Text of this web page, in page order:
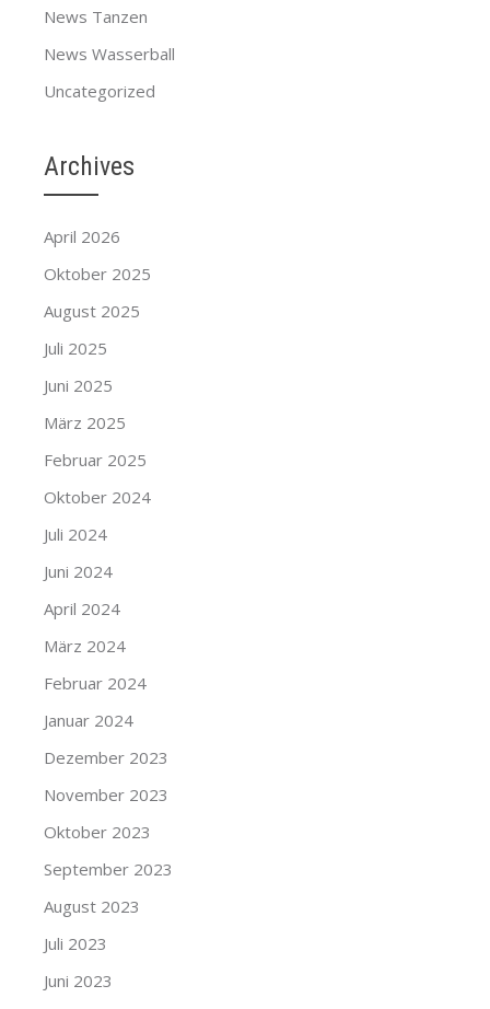
News Tanzen
News Wasserball
Uncategorized
Archives
April 2026
Oktober 2025
August 2025
Juli 2025
Juni 2025
März 2025
Februar 2025
Oktober 2024
Juli 2024
Juni 2024
April 2024
März 2024
Februar 2024
Januar 2024
Dezember 2023
November 2023
Oktober 2023
September 2023
August 2023
Juli 2023
Juni 2023